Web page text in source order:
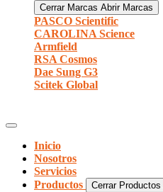
Cerrar Marcas Abrir Marcas
PASCO Scientific
CAROLINA Science
Armfield
RSA Cosmos
Dae Sung G3
Scitek Global
Inicio
Nosotros
Servicios
Productos
Cerrar Productos